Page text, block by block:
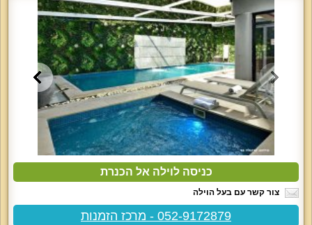
כניסה לוילה אל הכנרת
צור קשר עם בעל הוילה
052-9172879 - מרכז הזמנות